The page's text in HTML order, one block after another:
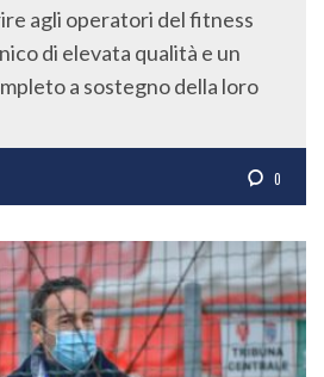
agli operatori del fitness
di elevata qualità e un
a sostegno della loro
0